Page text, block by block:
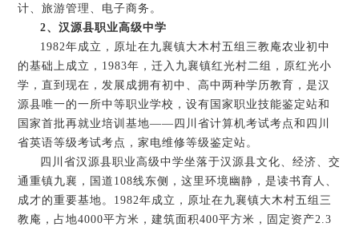
计、旅游管理、电子商务。
2、汉源县职业高级中学
1982年成立，原址在九襄镇大木村五组三教庵农业初中
的基础上成立，1983年，迁入九襄镇红光村二组，原红光小
学，直到现在，发展成拥有初中、高中两种学历教育，是汉
源县唯一的一所中等职业学校，设有国家职业技能鉴定站和
国家首批再就业培训基地——四川省计算机考试考点和四川
省英语等级考试考点，家电维修等级鉴定站。
四川省汉源县职业高级中学坐落于汉源县文化、经济、交
通重镇九襄，国道108线东侧，这里环境幽静，是读书育人、
成才的重要基地。1982年成立，原址在九襄镇大木村五组三
教庵，占地4000平方米，建筑面积400平方米，固定资产2.3